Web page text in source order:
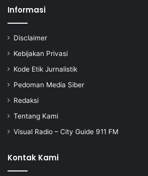
Informasi
Disclaimer
Kebijakan Privasi
Kode Etik Jurnalistik
Pedoman Media Siber
Redaksi
Tentang Kami
Visual Radio – City Guide 911 FM
Kontak Kami